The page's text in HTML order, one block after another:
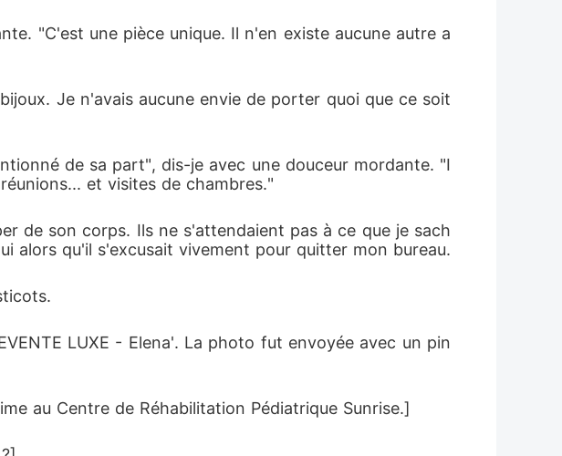
"C'est une pièce unique. Il n'en existe aucune autre a
Je n'avais aucune envie de porter quoi que ce soit
de sa part", dis-je avec une douceur mordante. "I
et visites de chambres."
de son corps. Ils ne s'attendaient pas à ce que je sach
alors qu'il s'excusait vivement pour quitter mon bureau.
LUXE - Elena'. La photo fut envoyée avec un pin
au Centre de Réhabilitation Pédiatrique Sunrise.]